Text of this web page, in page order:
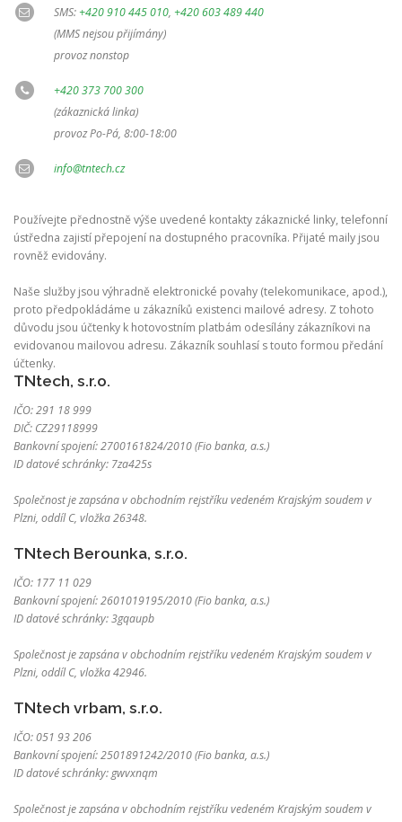
SMS:+420 910 445 010, +420 603 489 440
(MMS nejsou přijímány)
provoz nonstop
+420 373 700 300
(zákaznická linka)
provoz Po-Pá, 8:00-18:00
info@tntech.cz
Používejte přednostně výše uvedené kontakty zákaznické linky, telefonní
ústředna zajistí přepojení na dostupného pracovníka. Přijaté maily jsou
rovněž evidovány.
Naše služby jsou výhradně elektronické povahy (telekomunikace, apod.),
proto předpokládáme u zákazníků existenci mailové adresy. Z tohoto
důvodu jsou účtenky k hotovostním platbám odesílány zákazníkovi na
evidovanou mailovou adresu. Zákazník souhlasí s touto formou předání
účtenky.
TNtech, s.r.o.
IČO: 291 18 999
DIČ: CZ29118999
Bankovní spojení: 2700161824/2010 (Fio banka, a.s.)
ID datové schránky: 7za425s
Společnost je zapsána v obchodním rejstříku vedeném Krajským soudem v
Plzni, oddíl C, vložka 26348.
TNtech Berounka, s.r.o.
IČO: 177 11 029
Bankovní spojení: 2601019195/2010 (Fio banka, a.s.)
ID datové schránky: 3gqaupb
Společnost je zapsána v obchodním rejstříku vedeném Krajským soudem v
Plzni, oddíl C, vložka 42946.
TNtech vrbam, s.r.o.
IČO: 051 93 206
Bankovní spojení: 2501891242/2010 (Fio banka, a.s.)
ID datové schránky: gwvxnqm
Společnost je zapsána v obchodním rejstříku vedeném Krajským soudem v